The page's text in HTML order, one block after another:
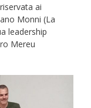
ai
Monni (La
leadership
Mereu